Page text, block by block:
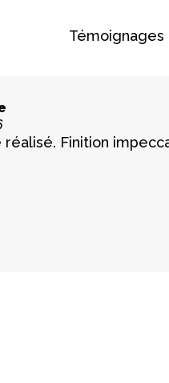
Témoignages
Finition